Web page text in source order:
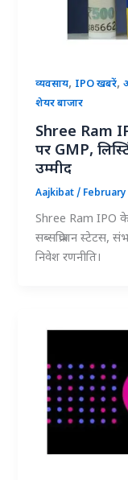
व्यवसाय, IPO खबरें,
शेयर बाजार
Shree Ram
पर GMP,
उम्मीद
Aajkibat/ February
Shree Ram IPO के
सब्सक्रिप्शन स्टेटस,
निवेश रणनीति।